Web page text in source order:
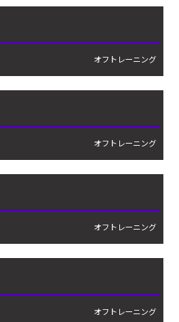
オフトレーニング
オフトレーニング
オフトレーニング
オフトレーニング